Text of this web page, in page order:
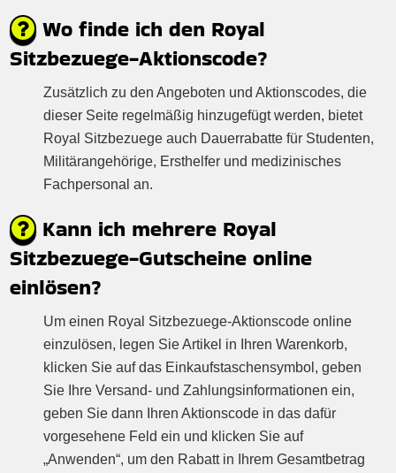
Wo finde ich den Royal
Sitzbezuege-Aktionscode?
Zusätzlich zu den Angeboten und Aktionscodes, die
dieser Seite regelmäßig hinzugefügt werden, bietet
Royal Sitzbezuege auch Dauerrabatte für Studenten,
Militärangehörige, Ersthelfer und medizinisches
Fachpersonal an.
Kann ich mehrere Royal
Sitzbezuege-Gutscheine online
einlösen?
Um einen Royal Sitzbezuege-Aktionscode online
einzulösen, legen Sie Artikel in Ihren Warenkorb,
klicken Sie auf das Einkaufstaschensymbol, geben
Sie Ihre Versand- und Zahlungsinformationen ein,
geben Sie dann Ihren Aktionscode in das dafür
vorgesehene Feld ein und klicken Sie auf
„Anwenden“, um den Rabatt in Ihrem Gesamtbetrag